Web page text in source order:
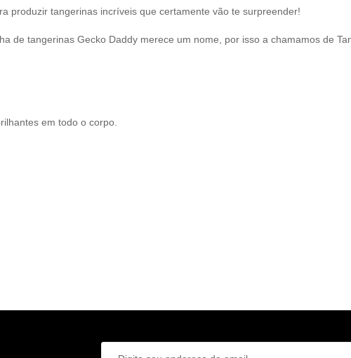
produzir tangerinas incríveis que certamente vão te surpreender!
de tangerinas Gecko Daddy merece um nome, por isso a chamamos de
em todo o corpo.